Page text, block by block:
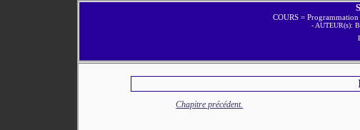
COURS =
- AUTEUR(s):
Chapitre précédent.